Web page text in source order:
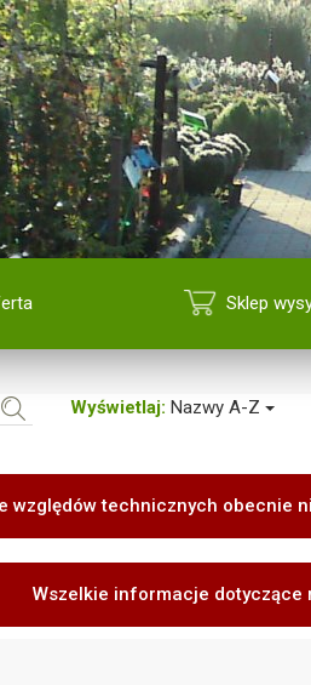
Sklep
Wyświetlaj: Nazwy A-Z
względów technicznych obecnie
Wszelkie informacje dotyczące